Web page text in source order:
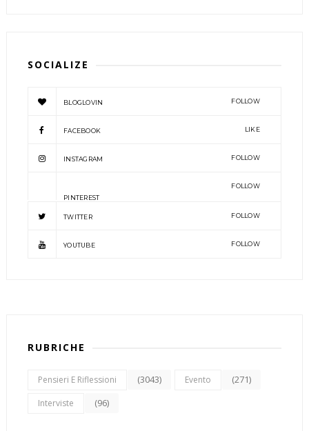
SOCIALIZE
BLOGLOVIN FOLLOW
FACEBOOK LIKE
INSTAGRAM FOLLOW
PINTEREST
FOLLOW
TWITTER FOLLOW
YOUTUBE FOLLOW
RUBRICHE
Pensieri E Riflessioni (3043) Evento (271)
Interviste (96)